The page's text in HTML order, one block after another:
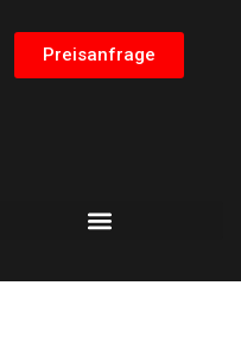
Preisanfrage